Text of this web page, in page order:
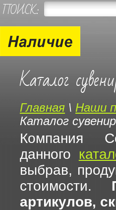
ПОИСК:
Каталог
Главная \ Наши
Каталог
Компания
данного
выбрав,
стоимости.
артикулов,